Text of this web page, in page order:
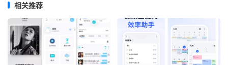
相关推荐